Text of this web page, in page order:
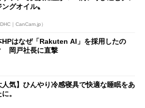
ングオイル〟
｜CanCam.jp）
HPはなぜ「Rakuten AI」を採用したの
岡戸社長に直撃
人気】ひんやり冷感寝具で快適な睡眠をあ
。